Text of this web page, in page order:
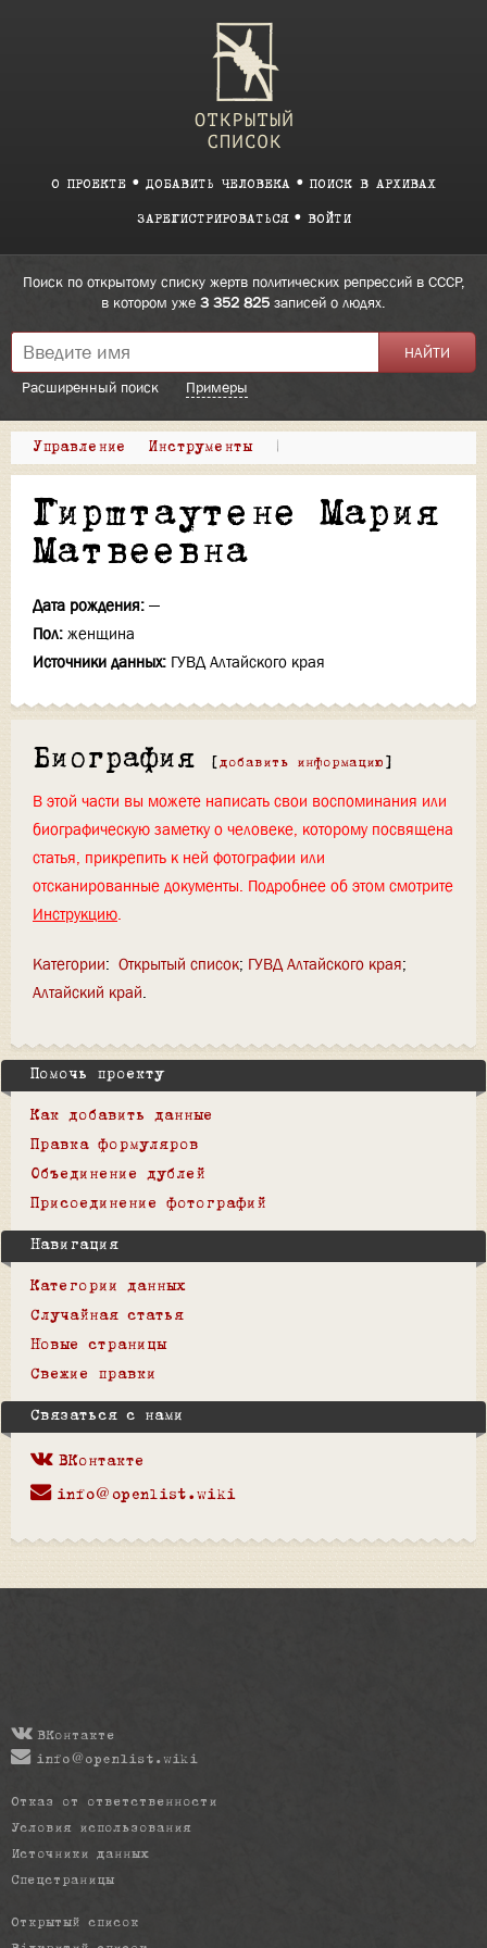
О ПРОЕКТЕ ДОБАВИТЬ ЧЕЛОВЕКА ПОИСК В АРХИВАХ
ЗАРЕГИСТРИРОВАТЬСЯ ВОЙТИ
Поиск по открытому списку жертв политических репрессий в СССР,
в котором уже 3 352 825 записей о людях.
Расширенный поиск Примеры
Управление Инструменты |
Гирштаутене Мария
Матвеевна
Дата рождения: —
Пол: женщина
Источники данных: ГУВД Алтайского края
Биография [ добавить информацию ]
В этой части вы можете написать свои воспоминания или
биографическую заметку о человеке, которому посвящена
статья, прикрепить к ней фотографии или
отсканированные документы. Подробнее об этом смотрите
Инструкцию.
Категории: Открытый список ГУВД Алтайского края
Алтайский край
Помочь проекту
Как добавить данные
Правка формуляров
Объединение дублей
Присоединение фотографий
Навигация
Категории данных
Случайная статья
Новые страницы
Свежие правки
Связаться с нами
ВКонтакте
info@openlist.wiki
ВКонтакте
info@openlist.wiki
Отказ от ответственности
Условия использования
Источники данных
Спецстраницы
Открытый список